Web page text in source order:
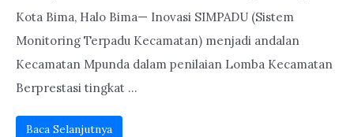
Kota Bima, Halo Bima— Inovasi SIMPADU (Sistem
Monitoring Terpadu Kecamatan) menjadi andalan
Kecamatan Mpunda dalam penilaian Lomba Kecamatan
Berprestasi tingkat ...
Baca Selanjutnya